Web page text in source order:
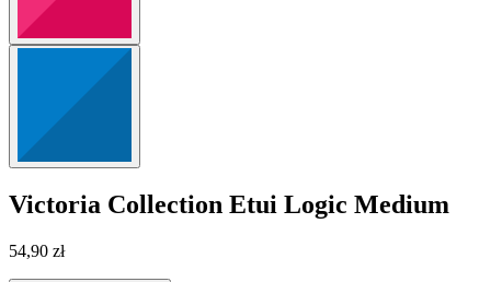
Victoria Collection Etui Logic Medium
54,90 zł